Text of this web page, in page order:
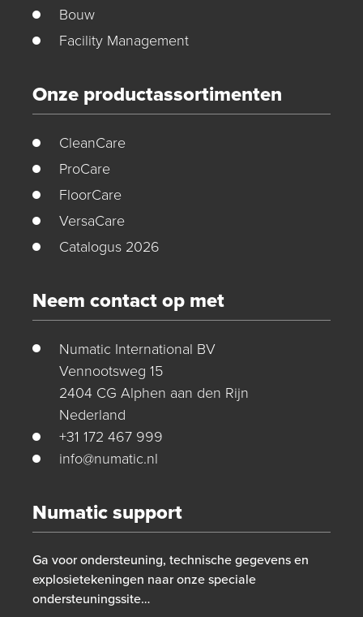
Bouw
Facility Management
Onze productassortimenten
CleanCare
ProCare
FloorCare
VersaCare
Catalogus 2026
Neem contact op met
Numatic International BV
Vennootsweg 15
2404 CG Alphen aan den Rijn
Nederland
+31 172 467 999
info@numatic.nl
Numatic support
Ga voor ondersteuning, technische gegevens en
explosietekeningen naar onze speciale
ondersteuningssite…